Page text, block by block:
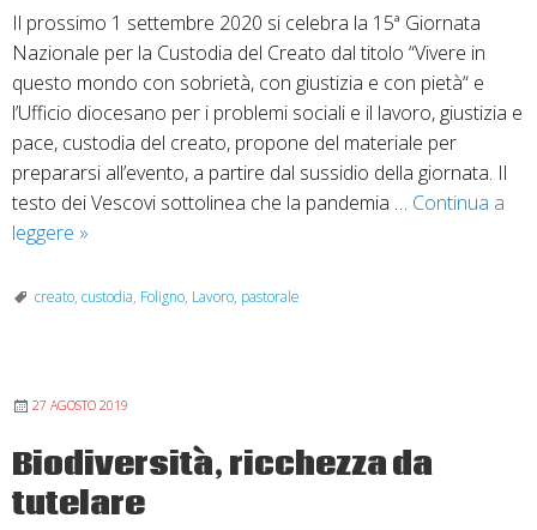
Il prossimo 1 settembre 2020 si celebra la 15ª Giornata
Nazionale per la Custodia del Creato dal titolo “Vivere in
questo mondo con sobrietà, con giustizia e con pietà“ e
l’Ufficio diocesano per i problemi sociali e il lavoro, giustizia e
pace, custodia del creato, propone del materiale per
prepararsi all’evento, a partire dal sussidio della giornata. Il
testo dei Vescovi sottolinea che la pandemia … Continua a
leggere 15ª
Nazionale
del
»
creato, custodia, Foligno, Lavoro, pastorale
27 AGOSTO 2019
Biodiversità, ricchezza da
tutelare